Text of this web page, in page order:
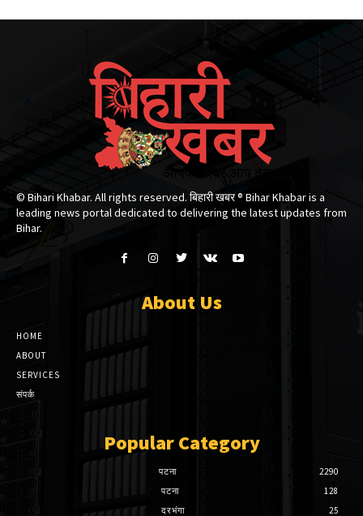
© Bihari Khabar. All rights reserved. बिहारी खबर ®​ Bihar Khabar is a
leading news portal dedicated to delivering the latest updates from
Bihar.
About Us
HOME
ABOUT
SERVICES
संपर्क
Popular Category
पटना
2290
पटना
128
दरभंगा
25